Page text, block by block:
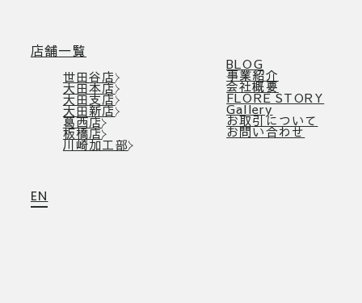
店舗一覧
世田谷店
大田本店
大田支店
大田新店
葛西店
板橋店
川崎加工部
BLOG
事業紹介
会社概要
FLORE STORY
Gallery
お取引について
お問い合わせ
EN